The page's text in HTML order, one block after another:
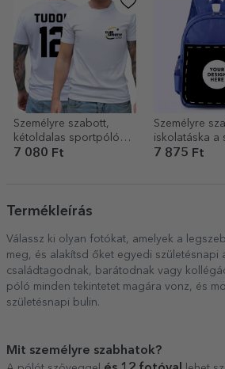
Személyre szabott,
kétoldalas sportpóló
logóval, névvel és
7 080 Ft
Személyre
iskolatáska a
grafikáddal
7 875 Ft
Termékleírás
Válassz ki olyan fotókat, amelyek a
meg, és alakítsd őket egyedi születésnapi
családtagodnak, barátodnak vagy
póló minden tekintetet magára vonz, és
születésnapi bulin.
Mit személyre szabhatok?